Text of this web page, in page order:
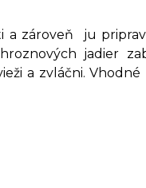
a zároveň ju
jadier
a zvláčni.